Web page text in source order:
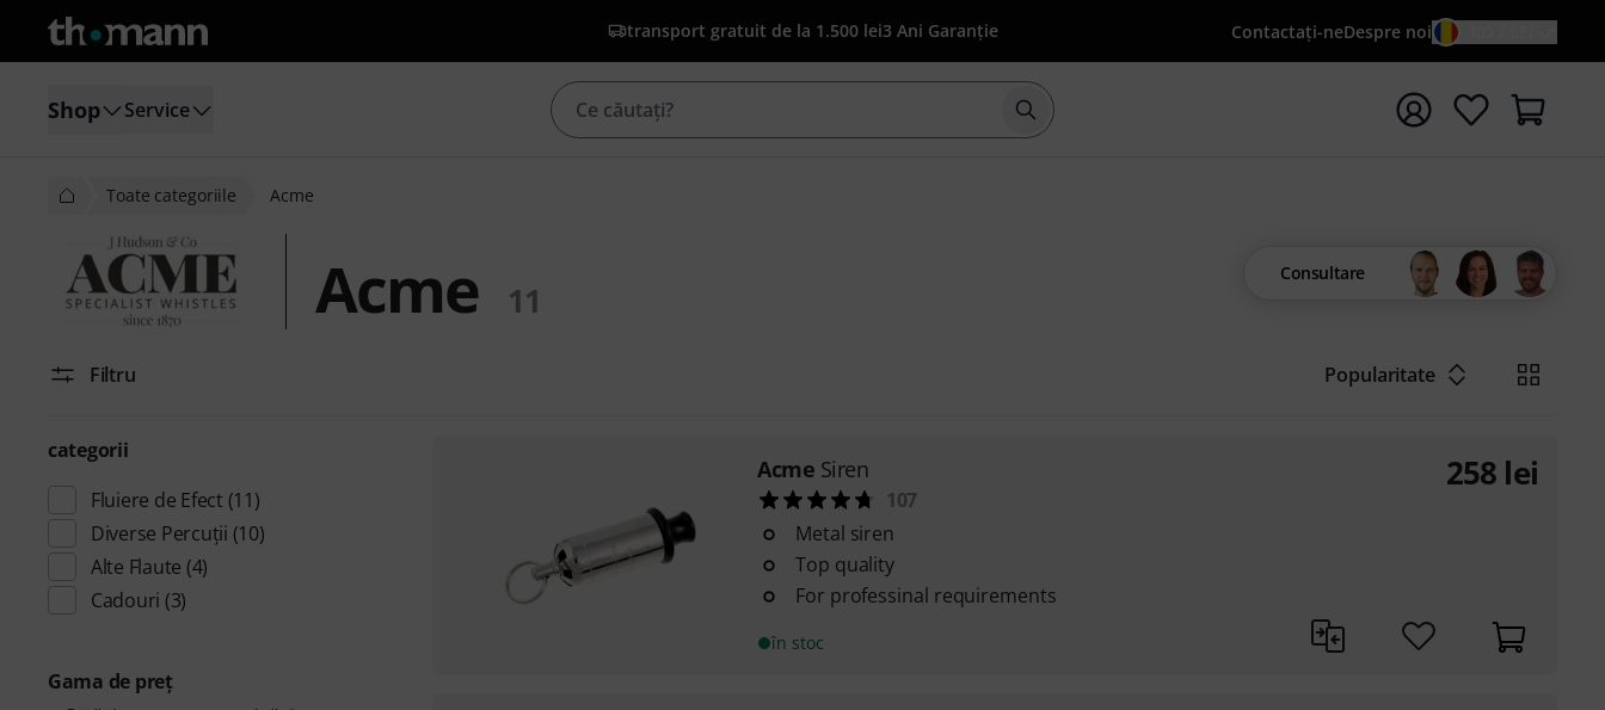
transport gratuit de la 1.500 lei3 Ani Garanție Contactaţi-neDespre noi
Shop Service Începeți căutarea cu termenul de căutare {searchTerm}
Toate categoriile Acme
Acme 11
Consultare
Filtru Popularitate
categorii
Fluiere de Efect (11)
Diverse Percuţii (10)
Alte Flaute (4)
Cadouri (3)
Gama de preţ
Acme Siren
107
Metal siren
Top quality
For professinal requirements
în stoc
258 lei